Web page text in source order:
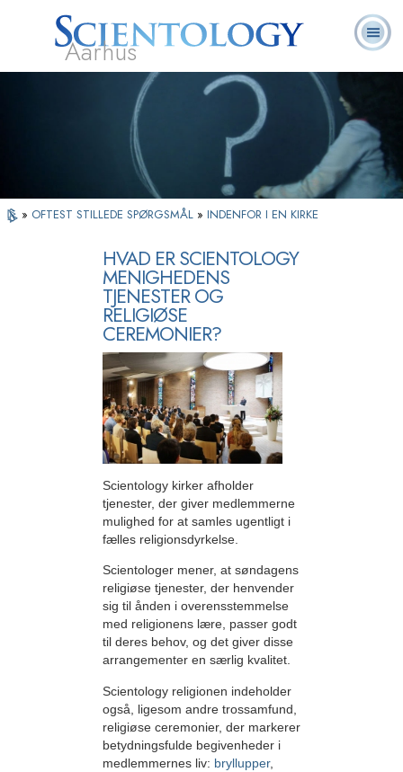
Aarhus
Scientology?
Frivillige
Hjælpere
Ofte stillede
spørgsmål
» OFTEST STILLEDE SPØRGSMÅL » INDENFOR I EN KIRKE
HVAD ER SCIENTOLOGY
MENIGHEDENS
TJENESTER OG
RELIGIØSE
CEREMONIER?
Scientology kirker afholder
tjenester, der giver medlemmerne
mulighed for at samles ugentligt i
fælles religionsdyrkelse.
Scientologer mener, at søndagens
religiøse tjenester, der henvender
sig til ånden i overensstemmelse
med religionens lære, passer godt
til deres behov, og det giver disse
arrangementer en særlig kvalitet.
Scientology religionen indeholder
også, ligesom andre trossamfund,
religiøse ceremonier, der markerer
betydningsfulde begivenheder i
medlemmernes liv: bryllupper,